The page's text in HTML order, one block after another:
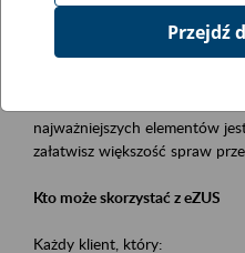
Opis wydarzenia
Platforma Usług
najważniejszych elementów
załatwisz większość spraw
Kto może skorzystać z eZUS
Każdy klient, który:
Przejdź